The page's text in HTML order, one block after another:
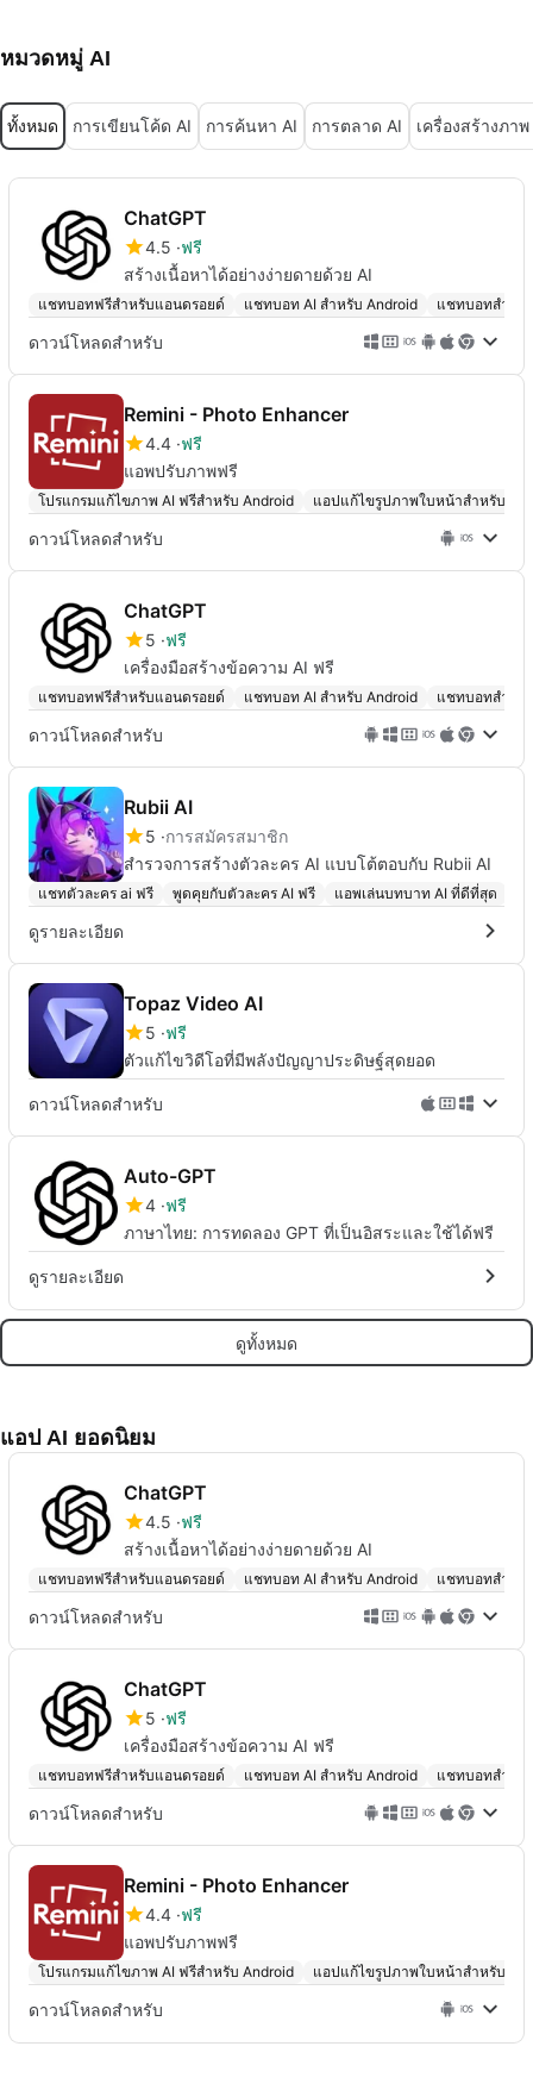
หมวดหมู่ AI
ทั้งหมด การเขียนโค้ด AI การค้นหา AI การตลาด AI เครื่องสร้างภาพ
ChatGPT
4.5 ฟรี
สร้างเนื้อหาได้อย่างง่ายดายด้วย AI
แชทบอทฟรีสำหรับแอนดรอยด์ แชทบอท AI สำหรับ Android แชทบอทสำหรั
ดาวน์โหลดสำหรับ
Remini - Photo Enhancer
4.4 ฟรี
แอพปรับภาพฟรี
โปรแกรมแก้ไขภาพ AI ฟรีสำหรับ Android แอปแก้ไขรูปภาพใบหน้าสำหรับแอ
ดาวน์โหลดสำหรับ
ChatGPT
5 ฟรี
เครื่องมือสร้างข้อความ AI ฟรี
แชทบอทฟรีสำหรับแอนดรอยด์ แชทบอท AI สำหรับ Android แชทบอทสำหรั
ดาวน์โหลดสำหรับ
Rubii AI
5 การสมัครสมาชิก
สำรวจการสร้างตัวละคร AI แบบโต้ตอบกับ Rubii AI
แชทตัวละคร ai ฟรี พูดคุยกับตัวละคร AI ฟรี แอพเล่นบทบาท AI ที่ดีที่สุด
ดูรายละเอียด
Topaz Video AI
5 ฟรี
ตัวแก้ไขวิดีโอที่มีพลังปัญญาประดิษฐ์สุดยอด
ดาวน์โหลดสำหรับ
Auto-GPT
4 ฟรี
ภาษาไทย: การทดลอง GPT ที่เป็นอิสระและใช้ได้ฟรี
ดูรายละเอียด
ดูทั้งหมด
แอป AI ยอดนิยม
ChatGPT
4.5 ฟรี
สร้างเนื้อหาได้อย่างง่ายดายด้วย AI
แชทบอทฟรีสำหรับแอนดรอยด์ แชทบอท AI สำหรับ Android แชทบอทสำหรั
ดาวน์โหลดสำหรับ
ChatGPT
5 ฟรี
เครื่องมือสร้างข้อความ AI ฟรี
แชทบอทฟรีสำหรับแอนดรอยด์ แชทบอท AI สำหรับ Android แชทบอทสำหรั
ดาวน์โหลดสำหรับ
Remini - Photo Enhancer
4.4 ฟรี
แอพปรับภาพฟรี
โปรแกรมแก้ไขภาพ AI ฟรีสำหรับ Android แอปแก้ไขรูปภาพใบหน้าสำหรับแอ
ดาวน์โหลดสำหรับ